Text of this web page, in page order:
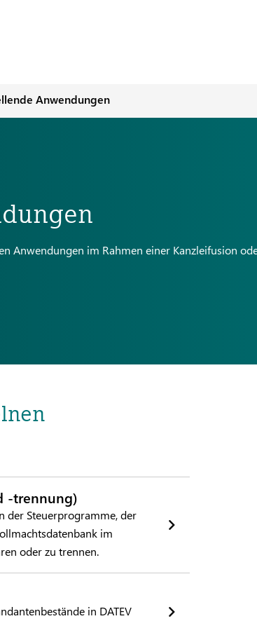
Anwendungen
Anwendungen im Rahmen einer Kanzleifusion
-trennung)
der Steuerprogramme, der
im
oder zu trennen.
in DATEV